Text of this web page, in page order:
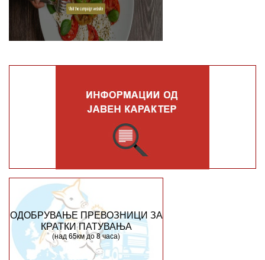
ОДОБРУВАЊЕ ПРЕВОЗНИЦИ ЗА
КРАТКИ ПАТУВАЊА
(над 65км до 8 часа)